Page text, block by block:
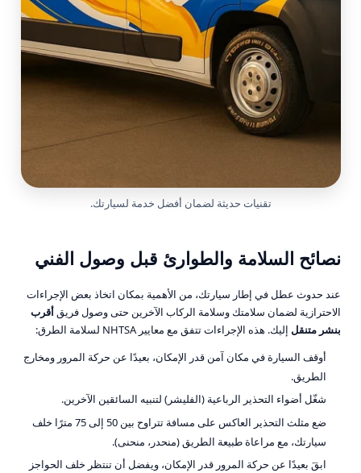
تقنيات حديثة لضمان أفضل خدمة لسيارتك.
نصائح السلامة والطوارئ قبل وصول الفني
عند حدوث عطل في إطار سيارتك، من الأهمية بمكان اتخاذ بعض الإجراءات
الاحترازية لضمان سلامتك وسلامة الركاب الآخرين حتى وصول فريقأقرب
بنشر متنقل إليك. هذه الإجراءات تتفق مع معايير NHTSA لسلامة الطرق:
أوقف السيارة في مكان آمن قدر الإمكان، بعيدًا عن حركة المرور ومخارج
الطريق.
شغّل أضواء التحذير الرباعية (الفليشر) لتنبيه السائقين الآخرين.
ضع مثلث التحذير العاكس على مسافة تتراوح بين 50 إلى 75 مترًا خلف
سيارتك، مع مراعاة طبيعة الطريق (منحدر، منحنى).
ابقَ بعيدًا عن حركة المرور قدر الإمكان، ويفضل أن تنتظر خلف الحواجز